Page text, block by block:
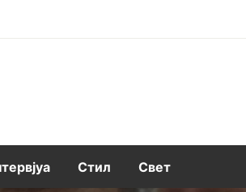
Стил Свет